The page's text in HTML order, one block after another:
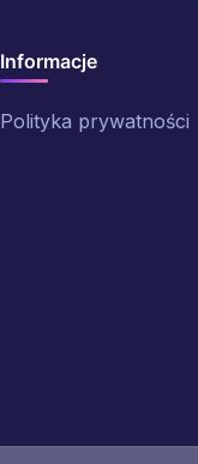
Informacje
Polityka prywatności